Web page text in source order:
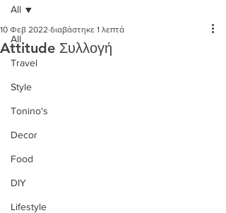
All
Travel
Style
Tonino's
Decor
Food
DIY
Lifestyle
All
Attitude Συλλογή
10 Φεβ 2022 διαβάστηκε 1 λεπτά